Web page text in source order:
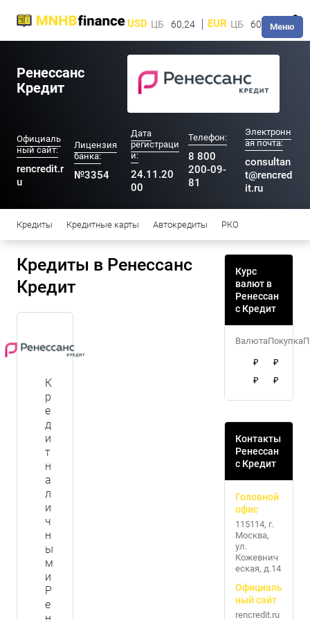
USD ЦБ 60,24 EUR ЦБ 60,28Меню
Ренессанс
Кредит
Официаль
ный сайт:
rencredit.r
u
Лицензия
банка:
№3354
Дата
регистраци
и:
24.11.20
00
Телефон:
8 800
200-09-
81
Электронн
ая почта:
consultan
t@rencred
it.ru
Кредиты Кредитные карты Автокредиты РКО
Кредиты в Ренессанс
Кредит
К
р
е
д
и
т
н
а
л
и
ч
н
ы
м
и
Р
е
Курс
валют в
Ренессан
с Кредит
ВалютаПокупка
₽
₽
₽
₽
Контакты
Ренессан
с Кредит
Головной
офис
115114, г.
Москва,
ул.
Кожевнич
еская, д.14
Официаль
ный сайт
rencredit.ru